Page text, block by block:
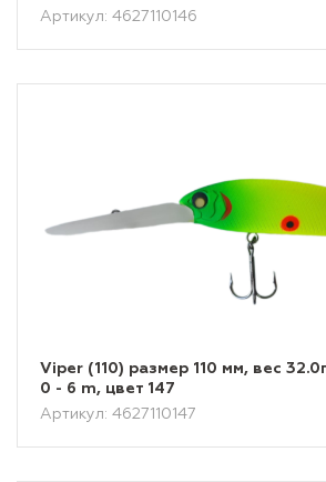
Артикул: 4627110146
Viper (110) размер 110 мм, вес
0 - 6 m, цвет 147
Артикул: 4627110147